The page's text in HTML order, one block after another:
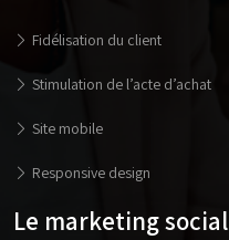
Fidélisation du client
Stimulation de l’acte d’achat
Site mobile
Responsive design
Le marketing social